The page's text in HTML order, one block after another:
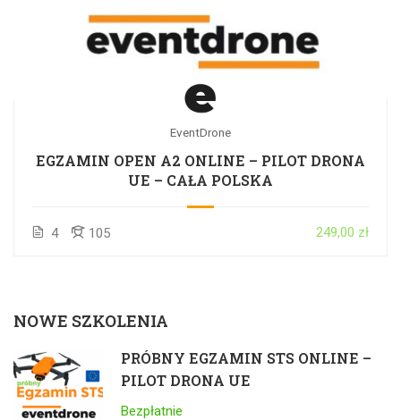
EventDrone
EGZAMIN OPEN A2 ONLINE – PILOT DRONA
UE – CAŁA POLSKA
4 105 249,00 zł
NOWE SZKOLENIA
PRÓBNY EGZAMIN STS ONLINE –
PILOT DRONA UE
Bezpłatnie